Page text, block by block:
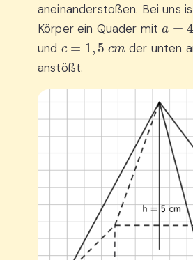
aneinanderstoßen. Bei uns
Körper ein Quader mit
c
und 5 cm
der unten
anstößt.